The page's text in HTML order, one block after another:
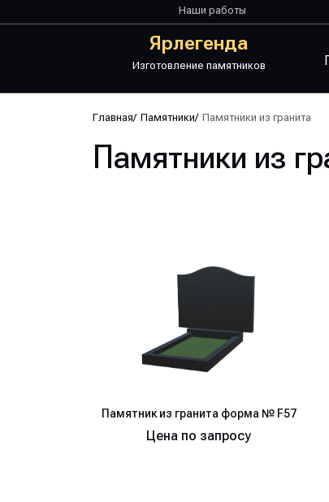
Наши работы
Ярлегенда
Изготовление памятников
Главная/ Памятники/ Памятники из гранита
Памятники из
Памятник из гранита форма № F57
Цена по запросу